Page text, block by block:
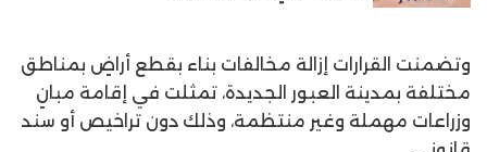
وتضمنت القرارات إزالة مخالفات بناء بقطع أراضٍ بمناطق
مختلفة بمدينة العبور الجديدة، تمثلت في إقامة مبانٍ
وزراعات مهملة وغير منتظمة، وذلك دون تراخيص أو سند